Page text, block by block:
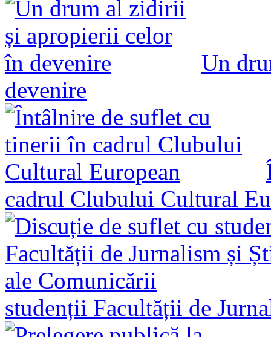
Un
devenire
cadrul Clubului Cultural
studenții Facultății de